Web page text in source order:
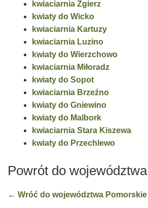
kwiaciarnia Zgierz
kwiaty do Wicko
kwiaciarnia Kartuzy
kwiaciarnia Luzino
kwiaty do Wierzchowo
kwiaciarnia Miłoradz
kwiaty do Sopot
kwiaciarnia Brzeźno
kwiaty do Gniewino
kwiaty do Malbork
kwiaciarnia Stara Kiszewa
kwiaty do Przechlewo
Powrót do województwa
← Wróć do województwa Pomorskie